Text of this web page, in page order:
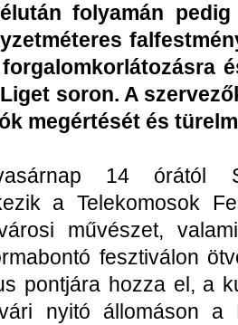
folyamán
soron. A
megértését és
14 órától
a Telekomosok
művészet,
fesztiválon
pontjára hozza el, a
nyitó állomáson a